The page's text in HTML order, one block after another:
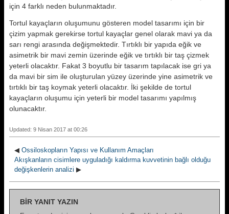
için 4 farklı neden bulunmaktadır.
Tortul kayaçların oluşumunu gösteren model tasarımı için bir
çizim yapmak gerekirse tortul kayaçlar genel olarak mavi ya da
sarı rengi arasında değişmektedir. Tırtıklı bir yapıda eğik ve
asimetrik bir mavi zemin üzerinde eğik ve tırtıklı bir taş çizmek
yeterli olacaktır. Fakat 3 boyutlu bir tasarım tapılacak ise gri ya
da mavi bir sim ile oluşturulan yüzey üzerinde yine asimetrik ve
tırtıklı bir taş koymak yeterli olacaktır. İki şekilde de tortul
kayaçların oluşumu için yeterli bir model tasarımı yapılmış
olunacaktır.
Updated: 9 Nisan 2017 at 00:26
◀ Ossiloskopların Yapısı ve Kullanım Amaçları
Akışkanların cisimlere uyguladığı kaldırma kuvvetinin bağlı olduğu
değişkenlerin analizi ▶
BIR YANIT YAZIN